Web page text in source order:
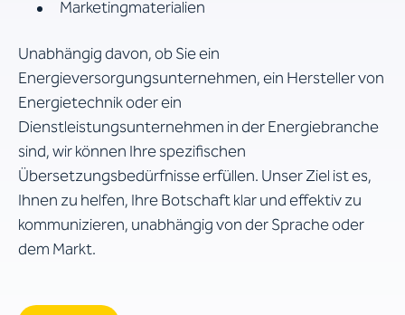
Marketingmaterialien
Unabhängig davon, ob Sie ein
Energieversorgungsunternehmen, ein Hersteller von
Energietechnik oder ein
Dienstleistungsunternehmen in der Energiebranche
sind, wir können Ihre spezifischen
Übersetzungsbedürfnisse erfüllen. Unser Ziel ist es,
Ihnen zu helfen, Ihre Botschaft klar und effektiv zu
kommunizieren, unabhängig von der Sprache oder
dem Markt.